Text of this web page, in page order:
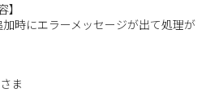
】
加時にエラーメッセージが出て処理が
ま